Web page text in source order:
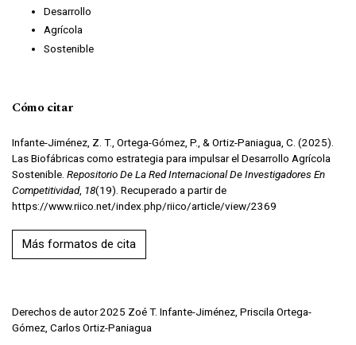
Desarrollo
Agrícola
Sostenible
Cómo citar
Infante-Jiménez, Z. T., Ortega-Gómez, P., & Ortiz-Paniagua, C. (2025).
Las Biofábricas como estrategia para impulsar el Desarrollo Agrícola
Sostenible. Repositorio De La Red Internacional De Investigadores En
Competitividad, 18(19). Recuperado a partir de
https://www.riico.net/index.php/riico/article/view/2369
Más formatos de cita
Derechos de autor 2025 Zoé T. Infante-Jiménez, Priscila Ortega-
Gómez, Carlos Ortiz-Paniagua